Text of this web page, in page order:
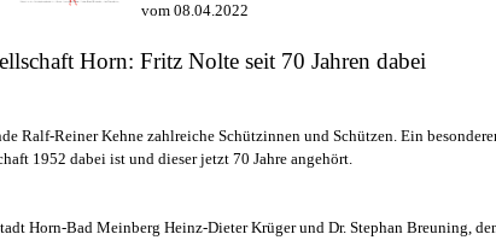
vom 08.04.2022
Horn: Fritz Nolte seit 70 Jahren dabei
Ralf-Reiner Kehne zahlreiche Schützinnen und Schützen. Ein
1952 dabei ist und dieser jetzt 70 Jahre angehört.
Horn-Bad Meinberg Heinz-Dieter Krügerund Dr. Stephan Breuning,